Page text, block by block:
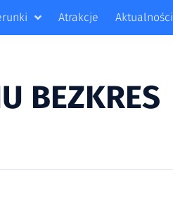
Atrakcje Aktualności
BEZKRES